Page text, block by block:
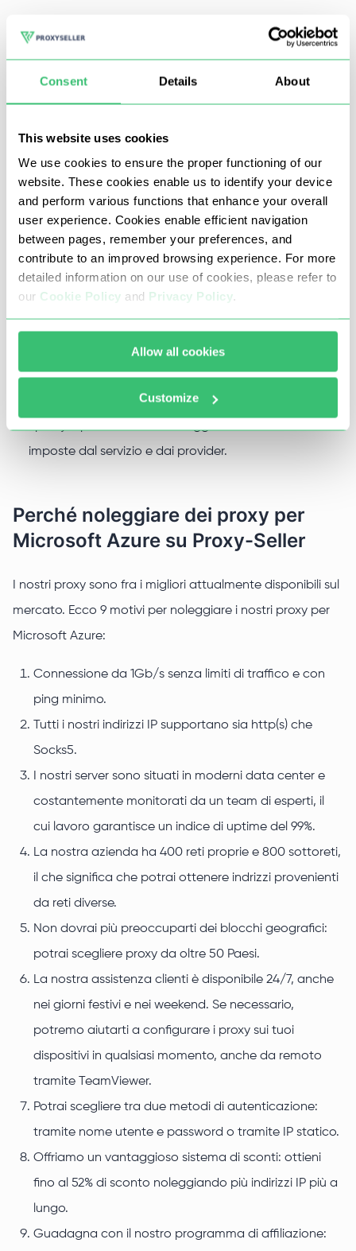
Consent Details About
This website uses cookies
We use cookies to ensure the proper functioning of our
website. These cookies enable us to identify your device
and perform various functions that enhance your overall
user experience. Cookies enable efficient navigation
between pages, remember your preferences, and
contribute to an improved browsing experience. For more
detailed information on our use of cookies, please refer to
our Cookie Policy and Privacy Policy.
Allow all cookies
Customize
Microsoft Azure è una piattaforma per svilupppatori
dalla crescente popolarità, ma sono in pochi a sapere
che usare un server proxy per questo servizio potrà
software.
Proxy per Microsoft Azure -
Vantaggi
L’utilizzo di un server proxy privato per Microsoft Azure
offre svariati vantaggi agli sviluppatori, fra i quali:
cloud di Microsoft Azure;
Possibilità di testare le applicazioni pensate per essere
usate da più account e in più regioni;
I proxy ti permetteranno di aggirarare le restrizioni
imposte dal servizio e dai provider.
Perché noleggiare dei proxy per
Microsoft Azure su Proxy-Seller
I nostri proxy sono fra i migliori attualmente disponibili sul
mercato. Ecco 9 motivi per noleggiare i nostri proxy per
Microsoft Azure:
Connessione da 1Gb/s senza limiti di traffico e con
ping minimo.
Tutti i nostri indirizzi IP supportano sia http(s) che
Socks5.
I nostri server sono situati in moderni data center e
costantemente monitorati da un team di esperti, il
cui lavoro garantisce un indice di uptime del 99%.
La nostra azienda ha 400 reti proprie e 800 sottoreti,
il che significa che potrai ottenere indrizzi provenienti
da reti diverse.
Non dovrai più preoccuparti dei blocchi geografici:
potrai scegliere proxy da oltre 50 Paesi.
La nostra assistenza clienti è disponibile 24/7, anche
nei giorni festivi e nei weekend. Se necessario,
potremo aiutarti a configurare i proxy sui tuoi
dispositivi in qualsiasi momento, anche da remoto
tramite TeamViewer.
Potrai scegliere tra due metodi di autenticazione:
tramite nome utente e password o tramite IP statico.
Offriamo un vantaggioso sistema di sconti: ottieni
fino al 52% di sconto noleggiando più indirizzi IP più a
lungo.
Guadagna con il nostro programma di affiliazione: